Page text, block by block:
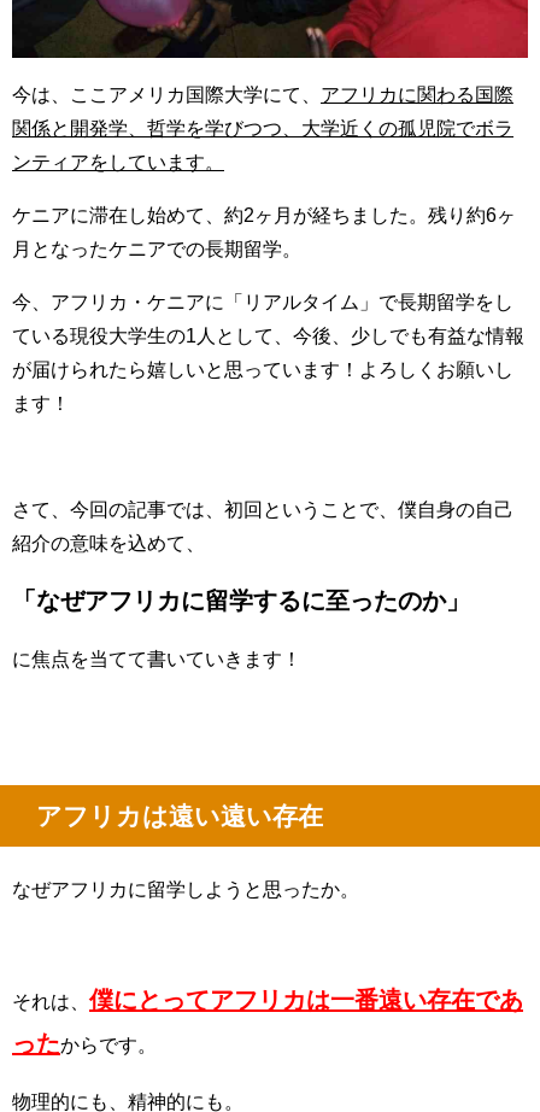
今は、ここアメリカ国際大学にて、 アフリカに関わる国際
関係と開発学、哲学を学びつつ、大学近くの孤児院でボラ
ンティアをしています。
ケニアに滞在し始めて、約2ヶ月が経ちました。残り約6ヶ
月となったケニアでの長期留学。
今、アフリカ・ケニアに「リアルタイム」で長期留学をし
ている現役大学生の1人として、今後、少しでも有益な情報
が届けられたら嬉しいと思っています！よろしくお願いし
ます！
さて、今回の記事では、初回ということで、僕自身の自己
紹介の意味を込めて、
「なぜアフリカに留学するに至ったのか」
に焦点を当てて書いていきます！
アフリカは遠い遠い存在
なぜアフリカに留学しようと思ったか。
それは、僕にとってアフリカは一番遠い存在であ
ったからです。
物理的にも、精神的にも。